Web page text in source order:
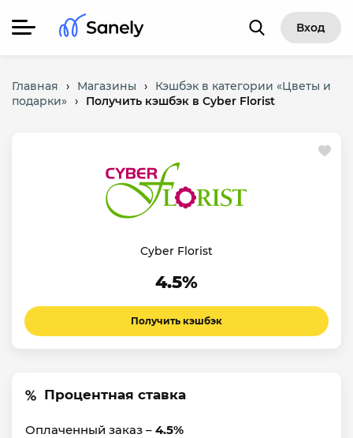
Вход
Главная › Магазины ›
Кэшбэк в категории «Цветы и
подарки» › Получить кэшбэк в Cyber Florist
Cyber Florist
4.5%
Получить кэшбэк
Процентная ставка
Оплаченный заказ – 4.5%